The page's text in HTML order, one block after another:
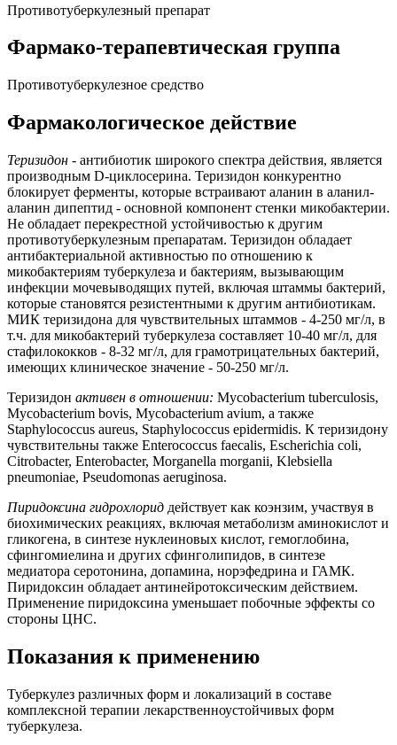
Противотуберкулезный препарат
Фармако-терапевтическая группа
Противотуберкулезное средство
Фармакологическое действие
Теризидон - антибиотик широкого спектра действия, является
производным D-циклосерина. Теризидон конкурентно
блокирует ферменты, которые встраивают аланин в аланил-
аланин дипептид - основной компонент стенки микобактерии.
Не обладает перекрестной устойчивостью к другим
противотуберкулезным препаратам. Теризидон обладает
антибактериальной активностью по отношению к
микобактериям туберкулеза и бактериям, вызывающим
инфекции мочевыводящих путей, включая штаммы бактерий,
которые становятся резистентными к другим антибиотикам.
МИК теризидона для чувствительных штаммов - 4-250 мг/л, в
т.ч. для микобактерий туберкулеза составляет 10-40 мг/л, для
стафилококков - 8-32 мг/л, для грамотрицательных бактерий,
имеющих клиническое значение - 50-250 мг/л.
Теризидон активен в отношении: Mycobacterium tuberculosis,
Mycobacterium bovis, Mycobacterium avium, а также
Staphylococcus aureus, Staphylococcus epidermidis. К теризидону
чувствительны также Enterococcus faecalis, Escherichia coli,
Citrobacter, Enterobacter, Morganella morganii, Klebsiella
pneumoniae, Pseudomonas aeruginosa.
Пиридоксина гидрохлорид действует как коэнзим, участвуя в
биохимических реакциях, включая метаболизм аминокислот и
гликогена, в синтезе нуклеиновых кислот, гемоглобина,
сфингомиелина и других сфинголипидов, в синтезе
медиатора серотонина, допамина, норэфедрина и ГАМК.
Пиридоксин обладает антинейротоксическим действием.
Применение пиридоксина уменьшает побочные эффекты со
стороны ЦНС.
Показания к применению
Туберкулез различных форм и локализаций в составе
комплексной терапии лекарственноустойчивых форм
туберкулеза.